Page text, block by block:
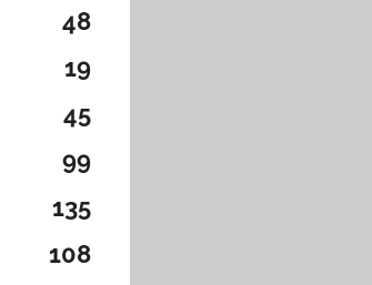
48
19
45
99
135
108